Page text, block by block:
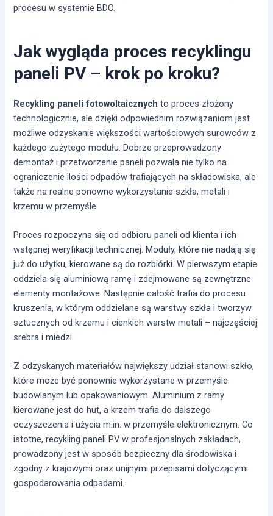
procesu w systemie BDO.
Jak wygląda proces recyklingu
paneli PV – krok po kroku?
Recykling paneli fotowoltaicznych to proces złożony
technologicznie, ale dzięki odpowiednim rozwiązaniom jest
możliwe odzyskanie większości wartościowych surowców z
każdego zużytego modułu. Dobrze przeprowadzony
demontaż i przetworzenie paneli pozwala nie tylko na
ograniczenie ilości odpadów trafiających na składowiska, ale
także na realne ponowne wykorzystanie szkła, metali i
krzemu w przemyśle.
Proces rozpoczyna się od odbioru paneli od klienta i ich
wstępnej weryfikacji technicznej. Moduły, które nie nadają się
już do użytku, kierowane są do rozbiórki. W pierwszym etapie
oddziela się aluminiową ramę i zdejmowane są zewnętrzne
elementy montażowe. Następnie całość trafia do procesu
kruszenia, w którym oddzielane są warstwy szkła i tworzyw
sztucznych od krzemu i cienkich warstw metali – najczęściej
srebra i miedzi.
Z odzyskanych materiałów największy udział stanowi szkło,
które może być ponownie wykorzystane w przemyśle
budowlanym lub opakowaniowym. Aluminium z ramy
kierowane jest do hut, a krzem trafia do dalszego
oczyszczenia i użycia m.in. w przemyśle elektronicznym. Co
istotne, recykling paneli PV w profesjonalnych zakładach,
prowadzony jest w sposób bezpieczny dla środowiska i
zgodny z krajowymi oraz unijnymi przepisami dotyczącymi
gospodarowania odpadami.